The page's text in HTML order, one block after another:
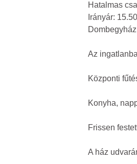
Hatalmas
Irányár:
Az
Központi
Konyha,
Frissen
A ház